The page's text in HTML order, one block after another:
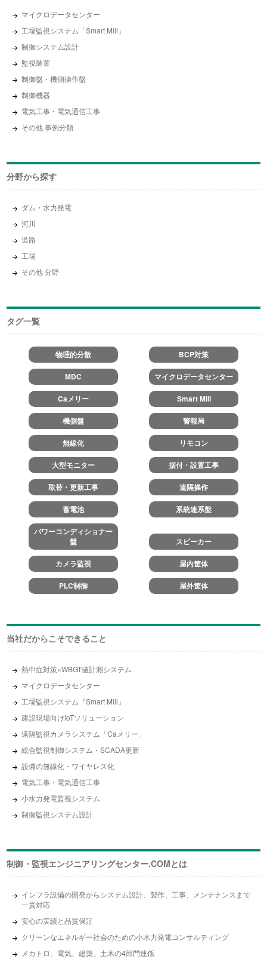
マイクロデータセンター
工場監視システム「Smart Mill」
制御システム設計
監視装置
制御盤・機側操作盤
制御機器
電気工事・電気通信工事
その他 事例分類
分野から探す
ダム・水力発電
河川
道路
工場
その他 分野
タグ一覧
物理的分散 BCP対策
MDC マイクロデータセンター
Caメリー Smart Mill
機側盤 警報局
無線化 リモコン
大型モニター 据付・設置工事
取替・更新工事 遠隔操作
蓄電池 系統連系盤
パワーコンディショナー
盤
スピーカー
カメラ監視 屋内筐体
PLC制御 屋外筐体
当社だからこそできること
熱中症対策×WBGT値計測システム
マイクロデータセンター
工場監視システム『Smart Mill』
建設現場向けIoTソリューション
遠隔監視カメラシステム「Caメリー」
総合監視制御システム・SCADA更新
設備の無線化・ワイヤレス化
電気工事・電気通信工事
小水力発電監視システム
制御監視システム設計
制御・監視エンジニアリングセンター.COMとは
インフラ設備の開発からシステム設計、製作、工事、メンテナンスまで
一貫対応
安心の実績と品質保証
クリーンなエネルギー社会のための小水力発電コンサルティング
メカトロ、電気、建築、土木の4部門連係